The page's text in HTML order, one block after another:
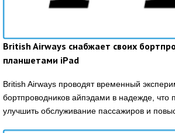
British Airways снабжает своих
планшетами iPad
British Airways проводят временный
бортпроводников айпэдами в надежде, что
улучшить обслуживание пассажиров и